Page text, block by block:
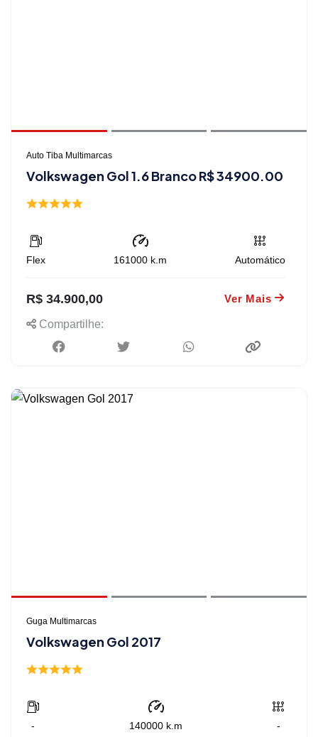
Auto Tiba Multimarcas
Volkswagen Gol 1.6 Branco R$ 34900.00
Flex 161000 k.m Automático
R$ 34.900,00 Ver Mais
Compartilhe:
Guga Multimarcas
Volkswagen Gol 2017
- 140000 k.m -